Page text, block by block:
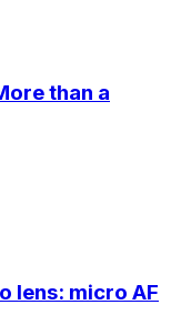
than a
lens: micro AF